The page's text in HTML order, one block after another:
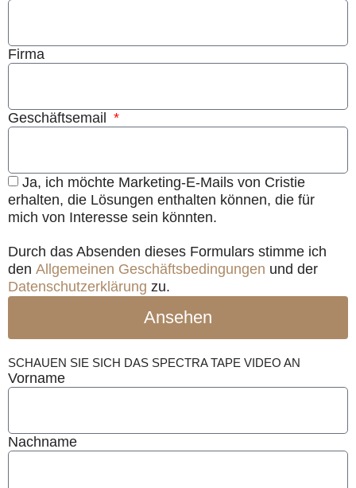
Firma
Geschäftsemail
Ja, ich möchte Marketing-E-Mails von Cristie
erhalten, die Lösungen enthalten können, die für
mich von Interesse sein könnten.
Durch das Absenden dieses Formulars stimme ich
den Allgemeinen Geschäftsbedingungen und der
Datenschutzerklärung zu.
Ansehen
SCHAUEN SIE SICH DAS SPECTRA TAPE VIDEO AN
Vorname
Nachname